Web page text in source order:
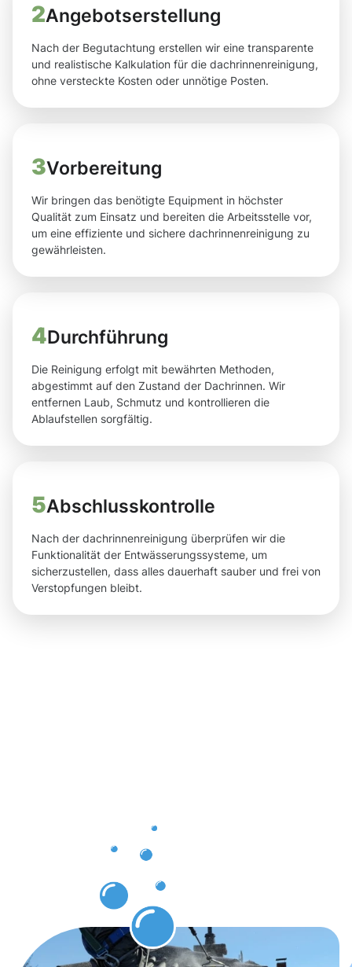
2Angebotserstellung
Nach der Begutachtung erstellen wir eine transparente
und realistische Kalkulation für die dachrinnenreinigung,
ohne versteckte Kosten oder unnötige Posten.
3Vorbereitung
Wir bringen das benötigte Equipment in höchster
Qualität zum Einsatz und bereiten die Arbeitsstelle vor,
um eine effiziente und sichere dachrinnenreinigung zu
gewährleisten.
4Durchführung
Die Reinigung erfolgt mit bewährten Methoden,
abgestimmt auf den Zustand der Dachrinnen. Wir
entfernen Laub, Schmutz und kontrollieren die
Ablaufstellen sorgfältig.
5Abschlusskontrolle
Nach der dachrinnenreinigung überprüfen wir die
Funktionalität der Entwässerungssysteme, um
sicherzustellen, dass alles dauerhaft sauber und frei von
Verstopfungen bleibt.